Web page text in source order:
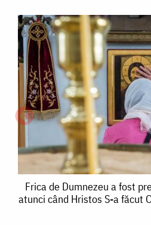
Frica
de
Frica de Dumnezeu a fost
atunci când Hristos S-a făcut